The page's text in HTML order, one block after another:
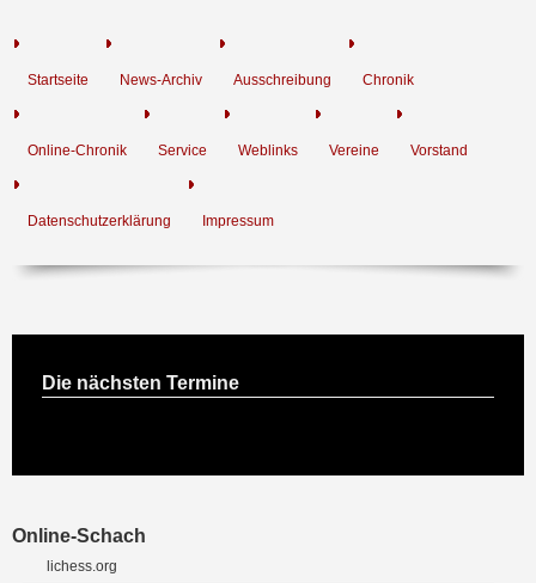
Startseite News-Archiv Ausschreibung Chronik
Online-Chronik Service Weblinks Vereine Vorstand
Datenschutzerklärung Impressum
Die nächsten Termine
Online-Schach
lichess.org